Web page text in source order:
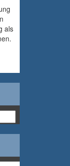
als